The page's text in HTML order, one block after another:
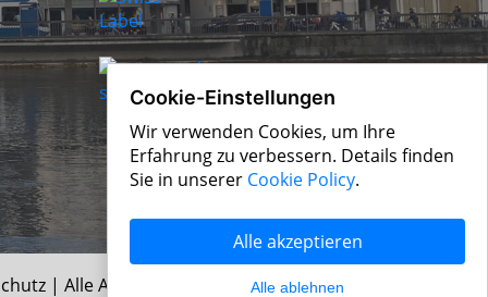
| Alle Angaben ohne Gewähr
Cookie-Einstellungen
Wir verwenden Cookies, um Ihre
Erfahrung zu verbessern. Details finden
Sie in unserer Cookie Policy.
Alle akzeptieren
Alle ablehnen